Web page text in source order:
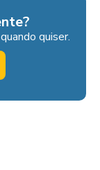
quiser.